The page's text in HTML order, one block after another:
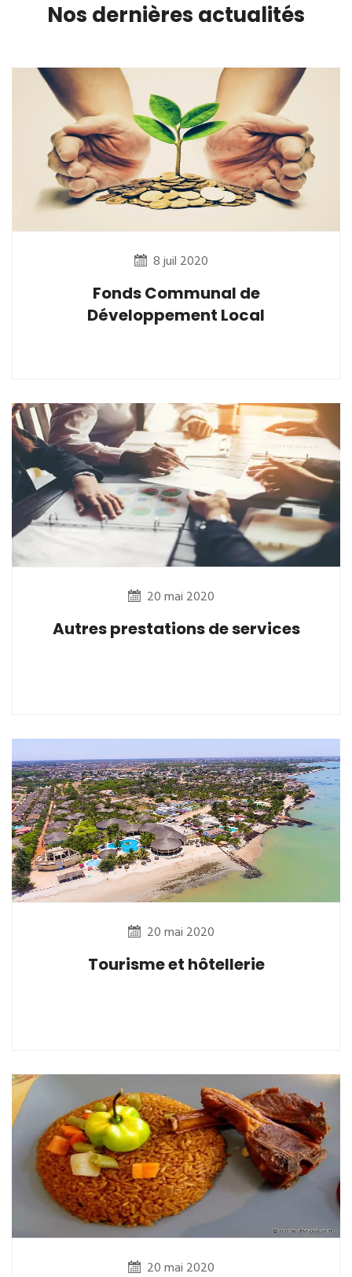
Nos dernières actualités
8 juil 2020
Fonds Communal de
Développement Local
20 mai 2020
Autres prestations de services
20 mai 2020
Tourisme et hôtellerie
20 mai 2020